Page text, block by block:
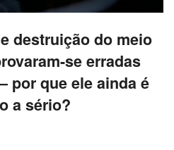
destruição do meio
se erradas
por que ele ainda é
a sério?